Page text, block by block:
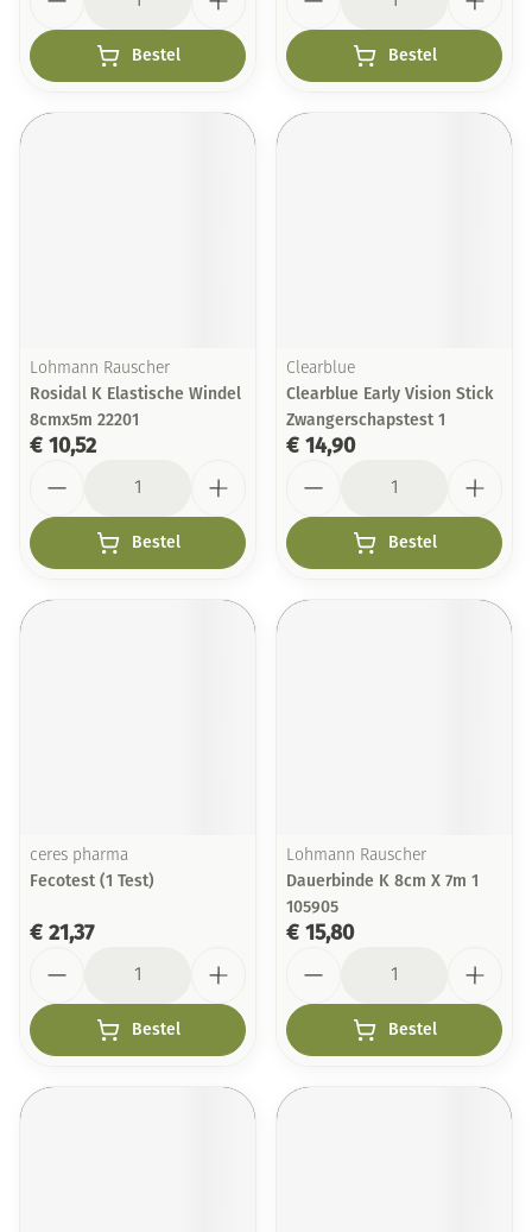
Bestel Bestel
Lohmann Rauscher
Rosidal K Elastische Windel
8cmx5m 22201
€ 10,52
Bestel
Clearblue
Clearblue Early Vision Stick
Zwangerschapstest 1
€ 14,90
Bestel
ceres pharma
Fecotest (1 Test)
€ 21,37
Bestel
Lohmann Rauscher
Dauerbinde K 8cm X 7m 1
105905
€ 15,80
Bestel